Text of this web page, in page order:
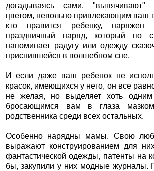
догадываясь сами, "выпячивают"
цветом, невольно привлекающим ваш
кто нравится ребенку,
праздничный наряд, который по
напоминает радугу или одежду
приснившейся в волшебном сне.
И если даже ваш ребенок не
красок, имеющихся у него, он все
не желая, но выделяет хоть одним
бросающимся вам в глаза
родственника среди всех остальных.
Особенно нарядны мамы. Свою
выражают конструированием для
фантастической одежды, патенты на
бы, закупили у них модные журналы.